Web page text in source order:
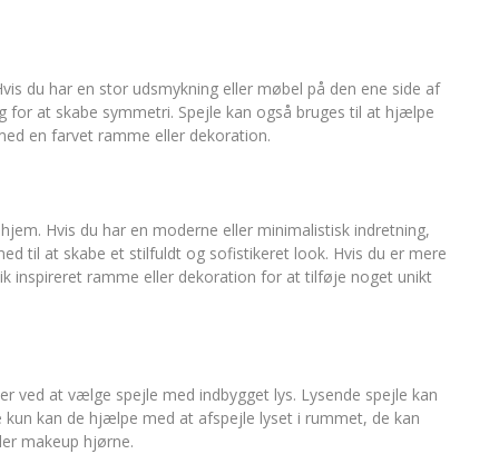
du har en stor udsmykning eller møbel på den ene side af
at skabe symmetri. Spejle kan også bruges til at hjælpe
en farvet ramme eller dekoration.
Hvis du har en moderne eller minimalistisk indretning,
til at skabe et stilfuldt og sofistikeret look. Hvis du er mere
inspireret ramme eller dekoration for at tilføje noget unikt
ved at vælge spejle med indbygget lys. Lysende spejle kan
kan de hjælpe med at afspejle lyset i rummet, de kan
makeup hjørne.